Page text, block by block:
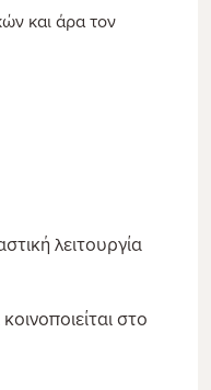
και άρα τον
λειτουργία
στο